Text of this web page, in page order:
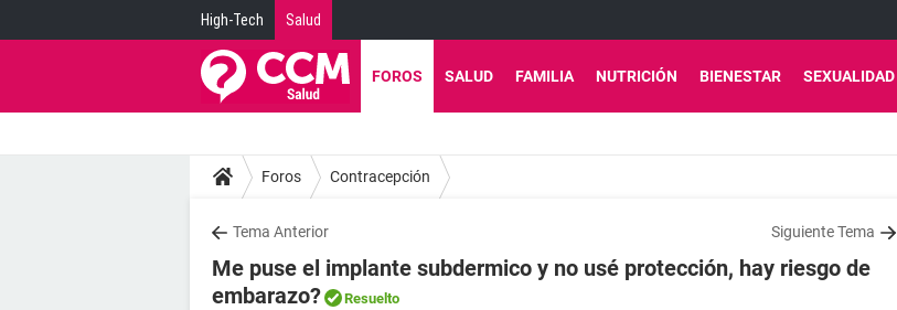
High-Tech Salud
FOROS SALUD FAMILIA NUTRICIÓN BIENESTAR SEXUALIDAD
Foros Contracepción
Tema Anterior Siguiente Tema
Me puse el implante subdermico y no usé protección, hay riesgo de
embarazo?
Resuelto